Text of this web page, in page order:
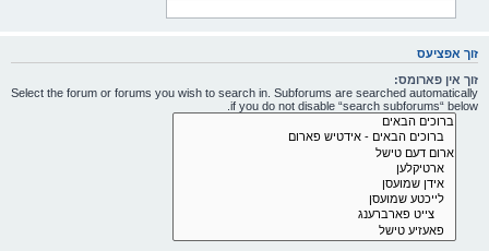
זוך אפציעס
זוך אין פארומס:
Select the forum or forums you wish to search in. Subforums are searched automatically
if you do not disable “search subforums“ below.